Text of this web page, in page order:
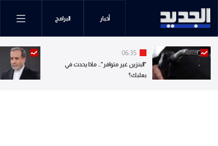
أخبار البرامج
06:35
"البنزين غير متوافر".. ماذا يحدث في
بعلبك؟